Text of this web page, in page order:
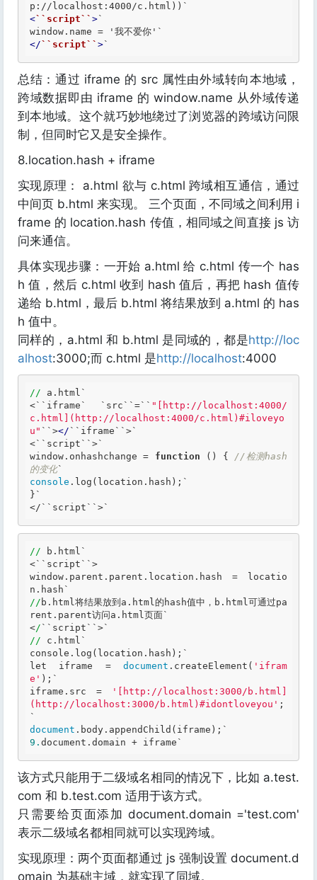
p://localhost:4000/c.html
<``script`` >`
</``script`` >`
总结：通过 iframe 的 src 属性由外域转向本地域，
跨域数据即由 iframe 的 window.name 从外域传递
到本地域。这个就巧妙地绕过了浏览器的跨域访问限
制，但同时它又是安全操作。
8.location.hash + iframe
实现原理： a.html 欲与 c.html 跨域相互通信，通过
中间页 b.html 来实现。 三个页面，不同域之间利用 i
frame 的 location.hash 传值，相同域之间直接 js 访
问来通信。
具体实现步骤：一开始 a.html 给 c.html 传一个 has
h 值，然后 c.html 收到 hash 值后，再把 hash 值传
递给 b.html，最后 b.html 将结果放到 a.html 的 has
h 值中。
同样的，a.html 和 b.html 是同域的，都是http://loc
alhost:3000;而 c.html 是http://localhost:4000
// a.html`
<`` iframe ` ` src `` =`` "[http://localhost:4000/
c.html](http://localhost:4000/c.html)#iloveyo
u" `` ></ `` iframe `` >`
<` `script` `>`
window.onhashchange = function () {
//检测hash
的变化
console .log(location.hash);`
} `
</` `script` `>`
// b.html`
<`` script `` >
window.parent.parent.location.hash = locatio
n.hash
// b.html将结果放到a.html的hash值中，b.html可通过pa
rent.parent访问a.html页面`
</ `` script `` >
// c.html`
console.log(location.hash);
let iframe = document .createElement( 'ifram
e' );`
iframe.src =
'[http://localhost:3000/b.html]
(http://localhost:3000/b.html)#idontloveyou' ;
document .body.appendChild(iframe);`
9. document.domain + iframe `
该方式只能用于二级域名相同的情况下，比如 a.test.
com 和 b.test.com 适用于该方式。
只需要给页面添加 document.domain ='test.com'
表示二级域名都相同就可以实现跨域。
实现原理：两个页面都通过 js 强制设置 document.d
omain 为基础主域，就实现了同域。